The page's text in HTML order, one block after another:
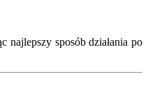
najlepszy sposób działania po